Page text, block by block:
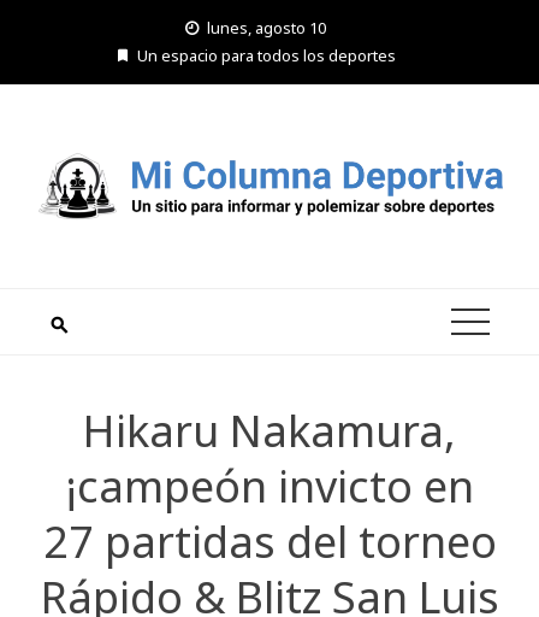
lunes, agosto 10
Un espacio para todos los deportes
Hikaru Nakamura,
¡campeón invicto en
27 partidas del torneo
Rápido & Blitz San Luis